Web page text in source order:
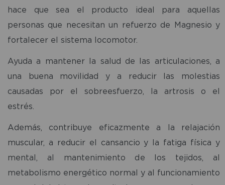
hace que sea el producto ideal para aquellas
personas que necesitan un refuerzo de Magnesio y
fortalecer el sistema locomotor.
Ayuda a mantener la salud de las articulaciones, a
una buena movilidad y a reducir las molestias
causadas por el sobreesfuerzo, la artrosis o el
estrés.
Además, contribuye eficazmente a la relajación
muscular, a reducir el cansancio y la fatiga física y
mental, al mantenimiento de los tejidos, al
metabolismo energético normal y al funcionamiento